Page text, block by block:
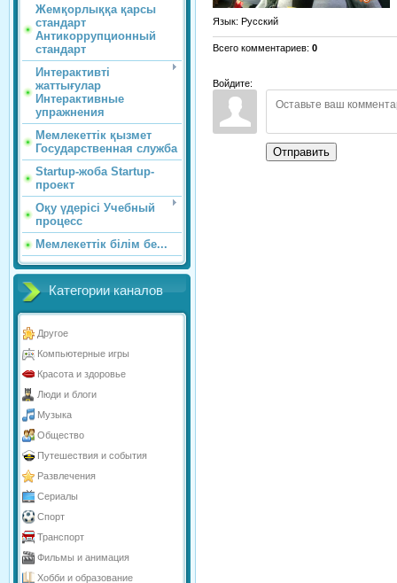
Жемқорлыққа қарсы
стандарт
Антикоррупционный
стандарт
Интерактивті
жаттығулар
Интерактивные
упражнения
Мемлекеттік қызмет
Государственная служба
Startup-жоба Startup-
проект
Оқу үдерісі Учебный
процесс
Мемлекеттік білім бе...
Категории каналов
Другое
Компьютерные игры
Красота и здоровье
Люди и блоги
Музыка
Общество
Путешествия и события
Развлечения
Сериалы
Спорт
Транспорт
Фильмы и анимация
Хобби и образование
Язык: Русский
Всего комментариев: 0
Войдите:
Отправить